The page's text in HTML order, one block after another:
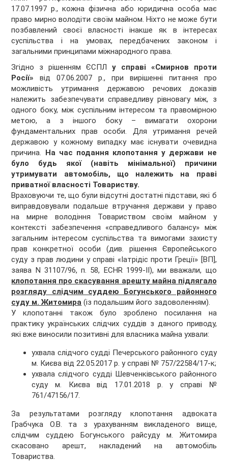
17.07.1997 р., кожна фізична або юридична особа має
право мирно володіти своїм майном. Ніхто не може бути
позбавлений своєї власності інакше як в інтересах
суспільства і на умовах, передбачених законом і
загальними принципами міжнародного права.
Згідно з рішенням ЄСПЛ у справі «Смирнов проти
Росії» від 07.06.2007 р., при вирішенні питання про
можливість утримання державою речових доказів
належить забезпечувати справедливу рівновагу між, з
одного боку, між суспільним інтересом та правомірною
метою, а з іншого боку – вимагати охорони
фундаментальних прав особи. Для утримання речей
державою у кожному випадку має існувати очевидна
причина. На час подання клопотання у держави не
було будь якої (навіть мінімальної) причини
утримувати автомобіль, що належить на праві
приватної власності Товариству.
Враховуючи те, що були відсутні достатні підстави, які б
виправдовували подальше втручання держави у право
на мирне володіння Товариством своїм майном у
контексті забезпечення «справедливого балансу» між
загальним інтересом суспільства та вимогами захисту
прав конкретної особи (див. рішення Європейського
суду з прав людини у справі «Іатрідіс проти Греції» [ВП],
заява N 31107/96, п. 58, ECHR 1999-II), ми вважали, що
клопотання про скасування арешту майна підлягало
розгляду слідчим суддею Богунського районного
суду м. Житомира (із подальшим його задоволенням).
У клопотанні також було зроблено посилання на
практику українських слідчих суддів з даного приводу,
які вже виносили позитивні для власника майна ухвали:
ухвала слідчого судді Печерського районного суду
м. Києва від 22.05.2017 р. у справі № 757/22584/17-к;
ухвала слідчого судді Шевченківського районного
суду м. Києва від 17.01.2018 р. у справі №
761/47156/17.
За результатами розгляду клопотання адвоката
Грабчука О.В. та з урахуванням викладеного вище,
слідчим суддею Богунського райсуду м. Житомира
скасовано арешт, накладений на автомобіль
Товариства.